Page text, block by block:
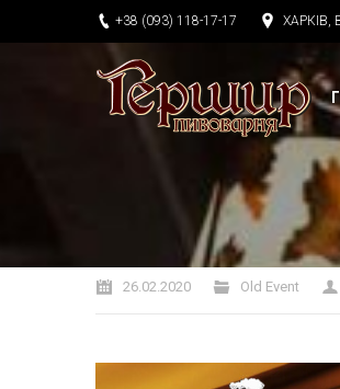
+38 (093) 118-17-17 ХАРКІВ,
26.02.2020 Old Event